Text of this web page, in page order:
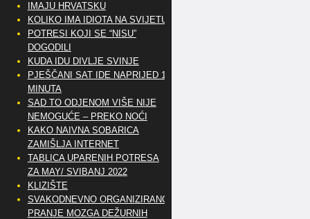
IMAJU HRVATSKU
KOLIKO IMA IDIOTA NA SVIJETU?
POTRESI KOJI SE “NISU”
DOGODILI
KUDA IDU DIVLJE SVINJE
PJEŠČANI SAT IDE NAPRIJED 10
MINUTA
SAD TO ODJENOM VIŠE NIJE
NEMOGUĆE – PREKO NOĆI
KAKO NAIVNA SOBARICA
ZAMIŠLJA INTERNET
TABLICA UPARENIH POTRESA
ZA MAY/ SVIBANJ 2022
KLIZIŠTE
SVAKODNEVNO ORGANIZIRANO
PRANJE MOZGA DEŽURNIH